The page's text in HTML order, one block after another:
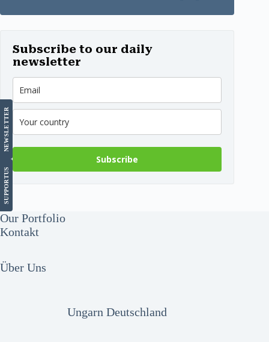
Subscribe to our daily
newsletter
Subscribe
SUPPORT
US
NEWS
LETTER
Our Portfolio
Kontakt
Über Uns
Ungarn Deutschland